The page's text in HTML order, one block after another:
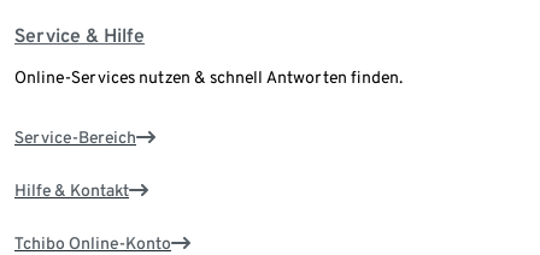
Service & Hilfe
Online-Services nutzen & schnell Antworten finden.
Service-Bereich
Hilfe & Kontakt
Tchibo Online-Konto